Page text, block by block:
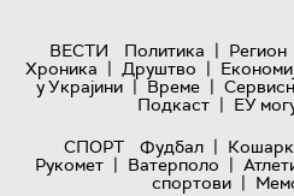
ВЕСТИ Политика | Регион
Хроника | Друштво |
у Украјини | Време |
Подкаст | ЕУ
СПОРТ
Фудбал |
Рукомет | Ватерполо |
спортови |